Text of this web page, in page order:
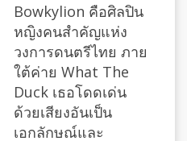
Bowkylion คือศิลปิน
หญิงคนสำคัญแห่ง
วงการดนตรีไทย ภาย
ใต้ค่าย What The
Duck เธอโดดเด่น
ด้วยเสียงอันเป็น
เอกลักษณ์และ